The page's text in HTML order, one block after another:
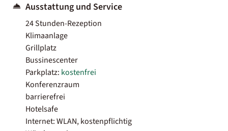
Ausstattung und Service
24 Stunden-Rezeption
Klimaanlage
Grillplatz
Bussinescenter
Parkplatz: kostenfrei
Konferenzraum
barrierefrei
Hotelsafe
Internet: WLAN, kostenpflichtig